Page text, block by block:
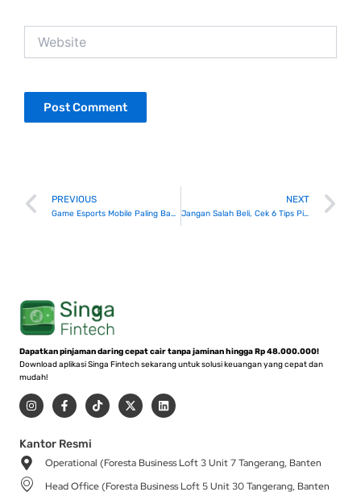
Prev
PREVIOUS
Game Esports Mobile Paling Banyak Dimainkan di 2025, Kamu yang Mana?
NEXT
Jangan Salah Beli, Cek 6 Tips Pilih Peralatan Fitness untuk di Rumah
Dapatkan pinjaman daring cepat cair tanpa jaminan hingga Rp 48.000.000!
Download aplikasi Singa Fintech sekarang untuk solusi keuangan yang cepat dan
mudah!
I
n
s
a
g
r
a
m
F
a
c
b
o
-
T
i
k
X
-
t
t
r
L
i
n
i
Kantor Resmi
Operational (Foresta Business Loft 3 Unit 7 Tangerang, Banten
Head Office (Foresta Business Loft 5 Unit 30 Tangerang, Banten